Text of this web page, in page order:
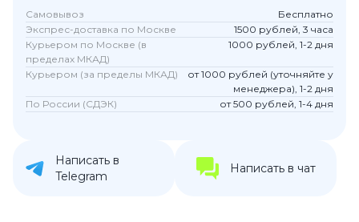
Самовывоз
Бесплатно
Экспрес-доставка по Москве
1500 рублей, 3 часа
Курьером по Москве (в
пределах МКАД)
1000 рублей, 1-2 дня
Курьером (за пределы МКАД)
от 1000 рублей (уточняйте у
менеджера), 1-2 дня
По России (СДЭК)
от 500 рублей, 1-4 дня
Написать в
Telegram
Написать в чат